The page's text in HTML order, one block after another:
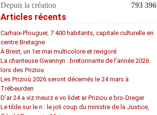
Depuis la création 793 396
Articles récents
Carhaix-Plouguer, 7 400 habitants, capitale culturelle en
centre Bretagne
À Brest, un 1er mai multicolore et revigoré
La chanteuse Gwennyn : bretonnante de l’année 2026
lors des Priziou
Les Prizioù 2026 seront décernés le 24 mars à
Trébeurden
D’ar 24 a viz meurz e vo lidet ar Priziou e bro-Dreger
Le tilde sur le n : le joli coup du ministre de la Justice,